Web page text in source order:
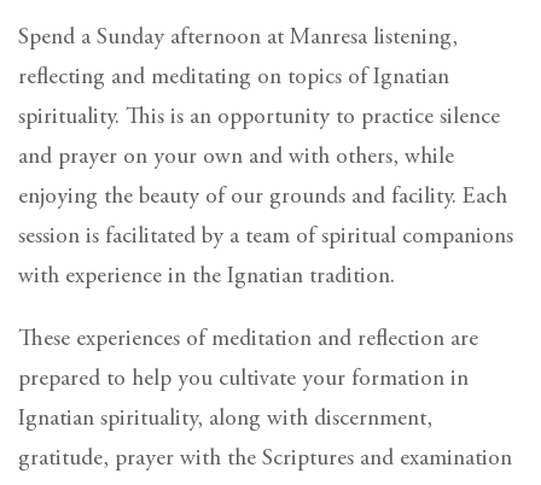
Spend a Sunday afternoon at Manresa listening,
reflecting and meditating on topics of Ignatian
spirituality. This is an opportunity to practice silence
and prayer on your own and with others, while
enjoying the beauty of our grounds and facility. Each
session is facilitated by a team of spiritual companions
with experience in the Ignatian tradition.
These experiences of meditation and reflection are
prepared to help you cultivate your formation in
Ignatian spirituality, along with discernment,
gratitude, prayer with the Scriptures and examination